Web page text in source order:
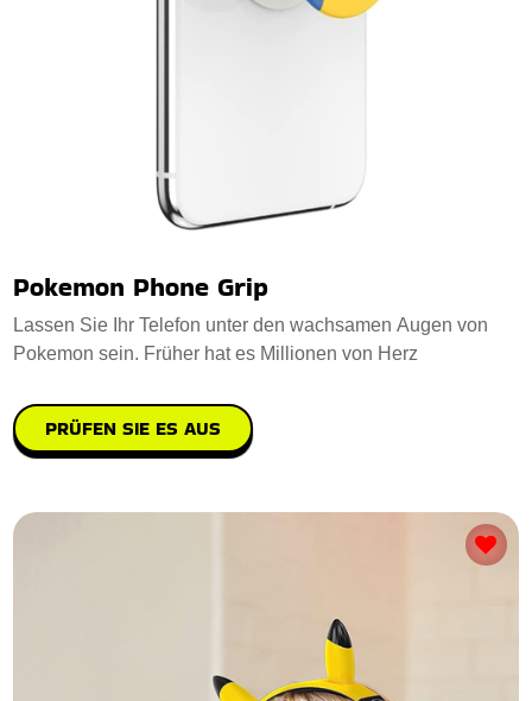
Pokemon Phone Grip
Lassen Sie Ihr Telefon unter den wachsamen Augen von
Pokemon sein. Früher hat es Millionen von Herz
PRÜFEN SIE ES AUS